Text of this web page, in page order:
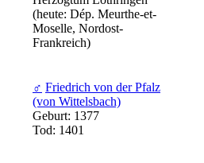
(heute: Dép. Meurthe-et-
Moselle, Nordost-
Frankreich)
♂ Friedrich von der Pfalz
(von Wittelsbach)
Geburt: 1377
Tod: 1401